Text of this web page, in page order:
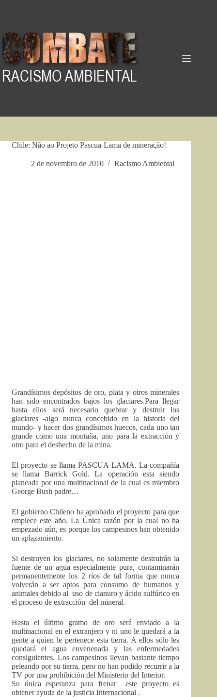
Chile: Não ao Projeto Pascua-Lama de mineração!
2 de novembro de 2010 Racismo Ambiental
Grandísimos depósitos de oro, plata y otros minerales
han sido encontrados bajos los glaciares.Para llegar
hasta ellos será necesario quebrar y destruir los
glaciares -algo nunca concebido en la historia del
mundo- y hacer dos grandísimos huecos, cada uno tan
grande como una montaña, uno para la extracción y
otro para el deshecho de la mina.
El proyecto se llama PASCUA LAMA. La compañía
se llama Barrick Gold. La operación esta siendo
planeada por una multinacional de la cual es miembro
George Bush padre…
El gobierno Chileno ha aprobado el proyecto para que
empiece este año. La Única razón por la cual no ha
empezado aún, es porque los campesinos han obtenido
un aplazamiento.
Si destruyen los glaciares, no solamente destruirán la
fuente de un agua especialmente pura, contaminarán
permanentemente los 2 ríos de tal forma que nunca
volverán a ser aptos para consumo de humanos y
animales debido al uso de cianuro y ácido sulfúrico en
el proceso de extracción del mineral.
Hasta el último gramo de oro será enviado a la
multinacional en el extranjero y ni uno le quedará a la
gente a quien le pertenece esta tierra. A ellos sólo les
quedará el agua envenenada y las enfermedades
consiguientes. Los campesinos llevan bastante tiempo
peleando por su tierra, pero no han podido recurrir a la
TV por una prohibición del Ministerio del Interior.
Su única esperanza para frenar este proyecto es
obtener ayuda de la justicia Internacional .